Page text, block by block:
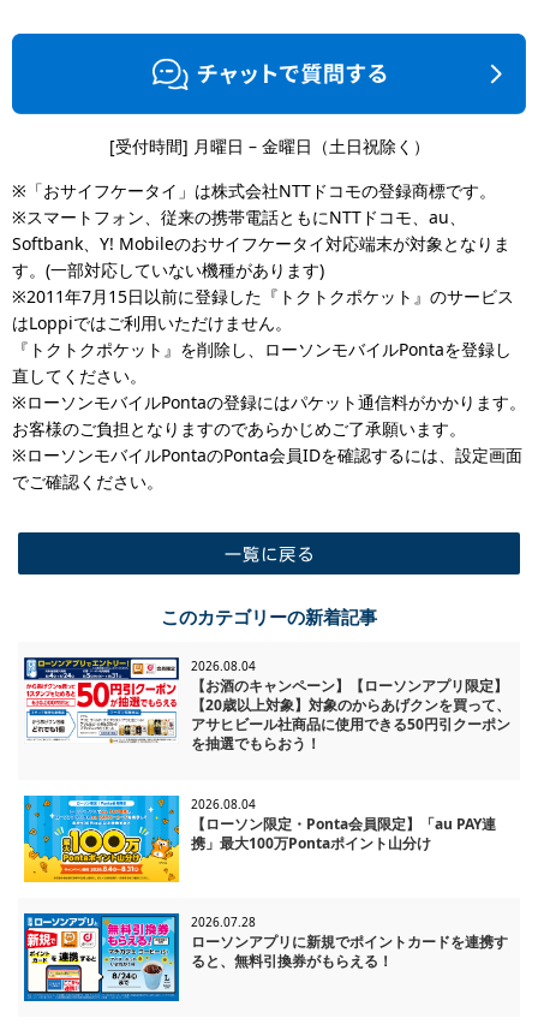
[受付時間] 月曜日 – 金曜日（土日祝除く）
※「おサイフケータイ」は株式会社NTTドコモの登録商標です。
※スマートフォン、従来の携帯電話ともにNTTドコモ、au、
Softbank、Y! Mobileのおサイフケータイ対応端末が対象となりま
す。(一部対応していない機種があります)
※2011年7月15日以前に登録した『トクトクポケット』のサービス
はLoppiではご利用いただけません。
『トクトクポケット』を削除し、ローソンモバイルPontaを登録し
直してください。
※ローソンモバイルPontaの登録にはパケット通信料がかかります。
お客様のご負担となりますのであらかじめご了承願います。
※ローソンモバイルPontaのPonta会員IDを確認するには、設定画面
でご確認ください。
このカテゴリーの新着記事
2026.08.04
【お酒のキャンペーン】【ローソンアプリ限定】
【20歳以上対象】対象のからあげクンを買って、
アサヒビール社商品に使用できる50円引クーポン
を抽選でもらおう！
2026.08.04
【ローソン限定・Ponta会員限定】「au PAY連
携」最大100万Pontaポイント山分け
2026.07.28
ローソンアプリに新規でポイントカードを連携す
ると、無料引換券がもらえる！